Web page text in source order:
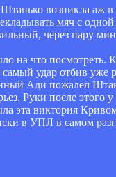
возникла аж
мяч с
через пару
на что посмотреть.
удар отбив уже
Ади пожалел
Руки после
виктория
в УПЛ в самом